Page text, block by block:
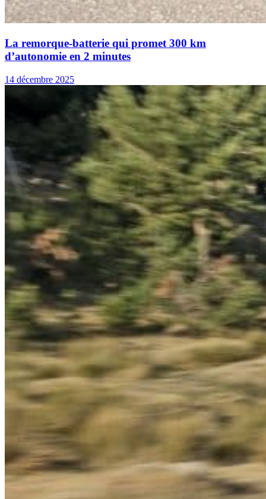
La remorque-batterie qui promet 300 km
d’autonomie en 2 minutes
14 décembre 2025